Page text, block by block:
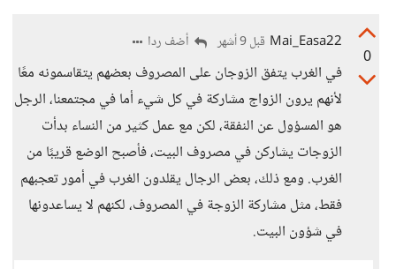
0
Mai_Easa22 قبل 9 أشهر أضف ردا
في الغرب يتفق الزوجان على المصروف بعضهم يتقاسمونه معًا
لأنهم يرون الزواج مشاركة في كل شيء أما في مجتمعنا، الرجل
هو المسؤول عن النفقة، لكن مع عمل كثير من النساء بدأت
الزوجات يشاركن في مصروف البيت، فأصبح الوضع قريبًا من
الغرب. ومع ذلك، بعض الرجال يقلدون الغرب في أمور تعجبهم
فقط، مثل مشاركة الزوجة في المصروف، لكنهم لا يساعدونها
في شؤون البيت.